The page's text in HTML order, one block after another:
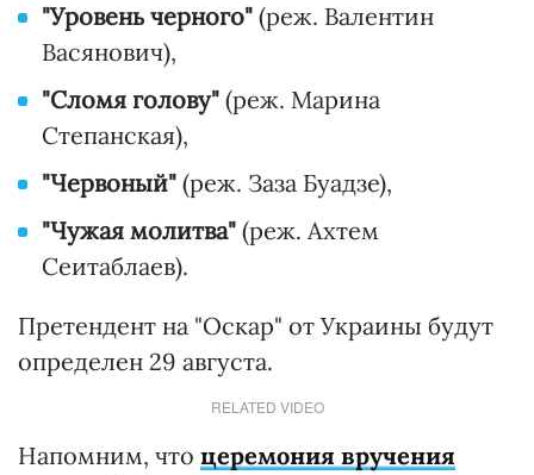
"Уровень черного" (реж. Валентин
Васянович),
"Сломя голову" (реж. Марина
Степанская),
"Червоный" (реж. Заза Буадзе),
"Чужая молитва" (реж. Ахтем
Сеитаблаев).
Претендент на "Оскар" от Украины будут
определен 29 августа.
RELATED VIDEO
Напомним, что церемония вручения